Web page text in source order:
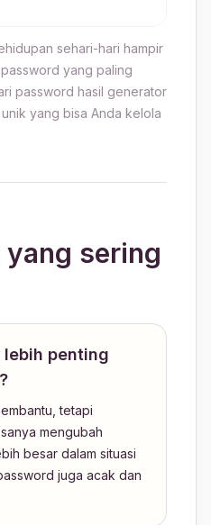
sehari-hari hampir
yang paling
password hasil generator
yang bisa Anda kelola
yang sering
lebih penting
tetapi
mengubah
besar dalam situasi
juga acak dan